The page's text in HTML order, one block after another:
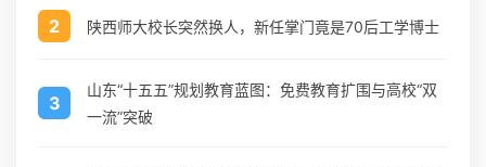
2 陕西师大校长突然换人，新任掌门竟是70后工学博士
3
山东“十五五”规划教育蓝图：免费教育扩围与高校“双
一流”突破